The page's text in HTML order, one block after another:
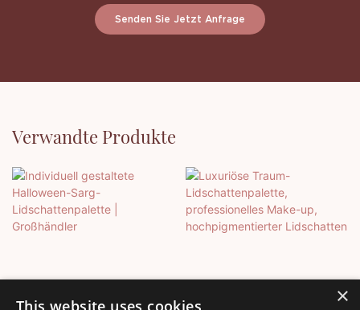
Senden Sie Jetzt Anfrage
Verwandte Produkte
×
This website uses cookies